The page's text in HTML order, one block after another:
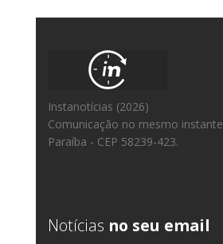
Instanotícias (2026)
Comunicação no mesmo instante
Paraíba - CEP 58239-423.
Notícias no seu email